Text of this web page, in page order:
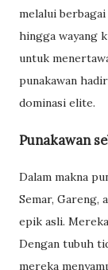
melalui
hingga wayang
untuk
punakawan
dominasi elite.
Punakawan
Dalam makna
Semar, Gareng,
epik asli.
Dengan tubuh
mereka